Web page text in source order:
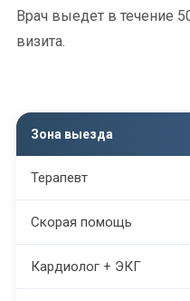
Врач выедет в течение
визита.
Зона выезда
Терапевт
Скорая помощь
Кардиолог + ЭКГ